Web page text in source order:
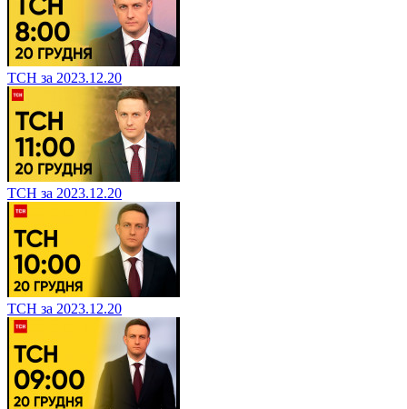
ТСН за 2023.12.20
ТСН за 2023.12.20
ТСН за 2023.12.20